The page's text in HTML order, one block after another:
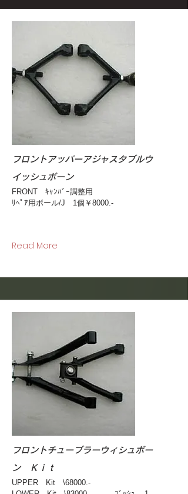
フロントアッパーアジャスタブルウ
イッシュボーン
FRONT ｷｬﾝﾊﾞｰ調整用
ﾘﾍﾟｱ用ボール/J 1個￥8000.-
Read More
フロントチューブラーウィシュボー
ン Ｋｉｔ
UPPER Kit \68000.-